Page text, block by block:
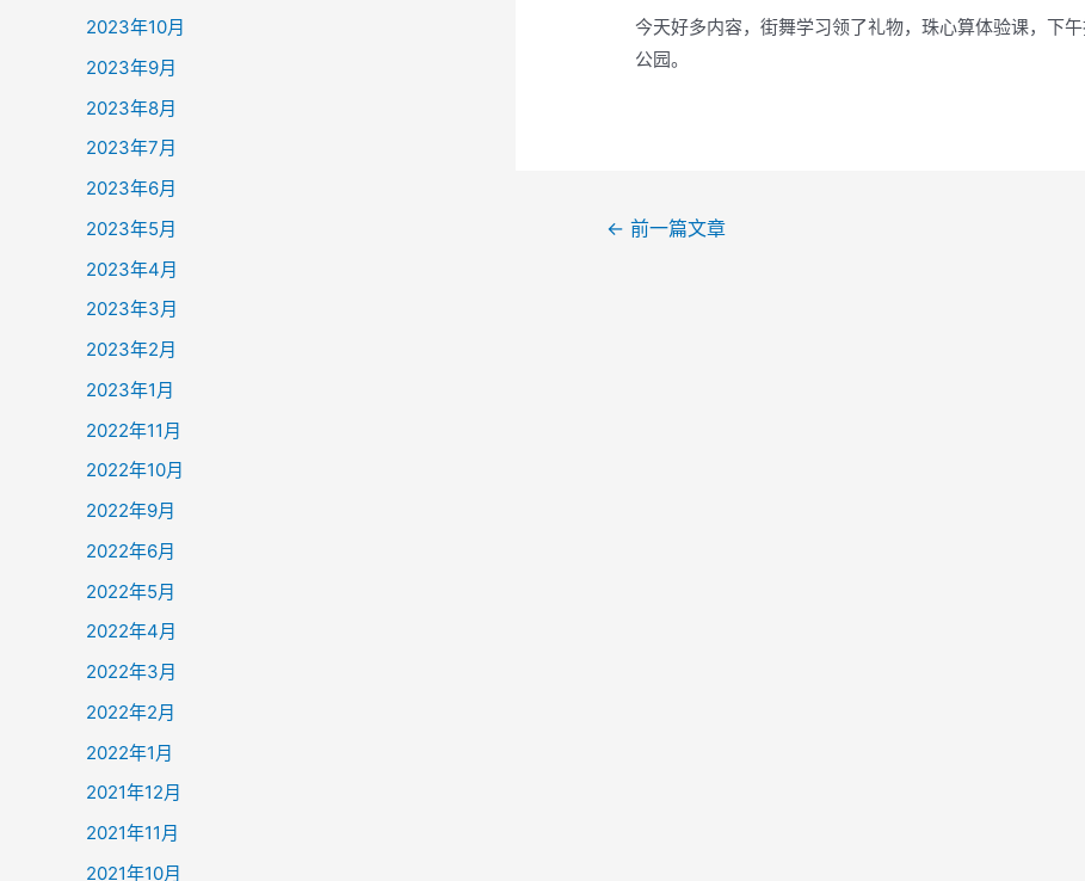
2023年10月
2023年9月
2023年8月
2023年7月
2023年6月
2023年5月
2023年4月
2023年3月
2023年2月
2023年1月
2022年11月
2022年10月
2022年9月
2022年6月
2022年5月
2022年4月
2022年3月
2022年2月
2022年1月
2021年12月
2021年11月
2021年10月
今天好多内容，街舞学习领了礼物，珠心算体验课，下
公园。
← 前一篇文章